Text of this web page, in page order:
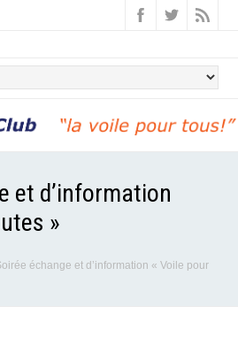
et d’information
»
échange et d’information « Voile pour